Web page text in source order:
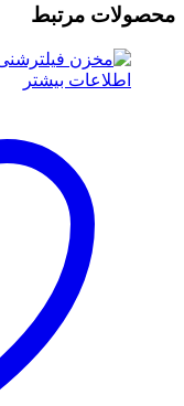
محصولات مرتبط
اطلاعات بیشتر